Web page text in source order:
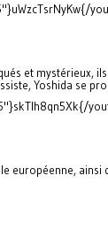
et mystérieux,
Yoshida se